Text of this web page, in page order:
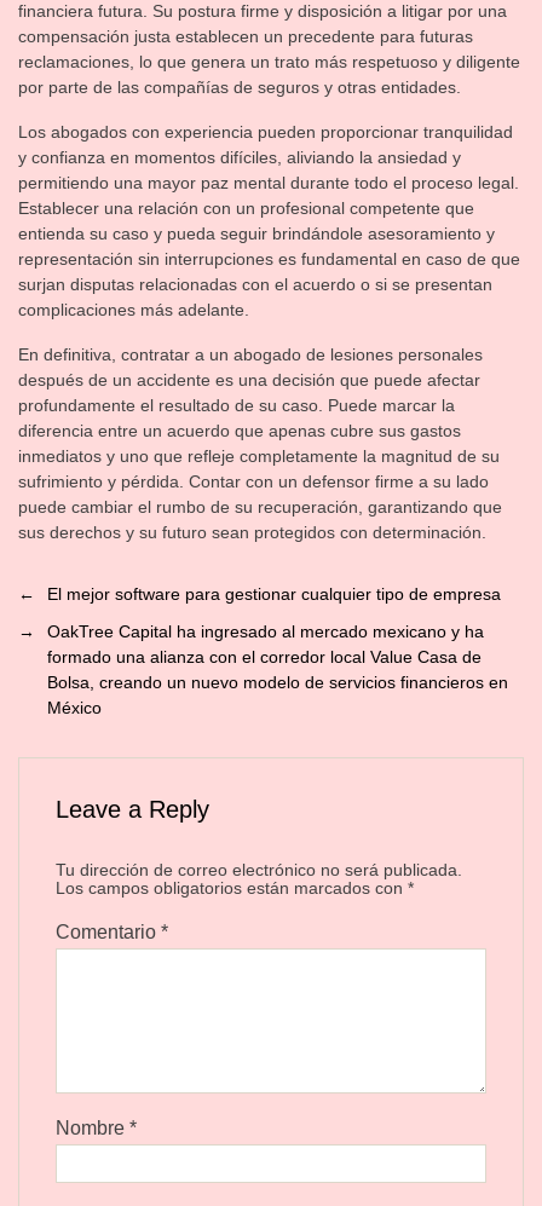
financiera futura. Su postura firme y disposición a litigar por una
compensación justa establecen un precedente para futuras
reclamaciones, lo que genera un trato más respetuoso y diligente
por parte de las compañías de seguros y otras entidades.
Los abogados con experiencia pueden proporcionar tranquilidad
y confianza en momentos difíciles, aliviando la ansiedad y
permitiendo una mayor paz mental durante todo el proceso legal.
Establecer una relación con un profesional competente que
entienda su caso y pueda seguir brindándole asesoramiento y
representación sin interrupciones es fundamental en caso de que
surjan disputas relacionadas con el acuerdo o si se presentan
complicaciones más adelante.
En definitiva, contratar a un abogado de lesiones personales
después de un accidente es una decisión que puede afectar
profundamente el resultado de su caso. Puede marcar la
diferencia entre un acuerdo que apenas cubre sus gastos
inmediatos y uno que refleje completamente la magnitud de su
sufrimiento y pérdida. Contar con un defensor firme a su lado
puede cambiar el rumbo de su recuperación, garantizando que
sus derechos y su futuro sean protegidos con determinación.
←
El mejor software para gestionar cualquier tipo de empresa
→
OakTree Capital ha ingresado al mercado mexicano y ha
formado una alianza con el corredor local Value Casa de
Bolsa, creando un nuevo modelo de servicios financieros en
México
Leave a Reply
Tu dirección de correo electrónico no será publicada.
Los campos obligatorios están marcados con *
Comentario *
Nombre *